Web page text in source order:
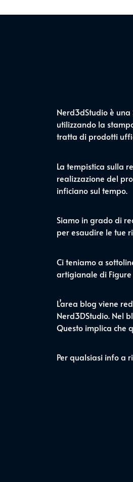
Nerd3dStudio è
utilizzando la
tratta di prodotti
La tempistica sulla
realizzazione del
inficiano sul tempo.
Siamo in grado di
per esaudire le tue
Ci teniamo a
artigianale di Figure
L’area blog viene
Nerd3DStudio. Nel
Questo implica che
Per qualsiasi info a